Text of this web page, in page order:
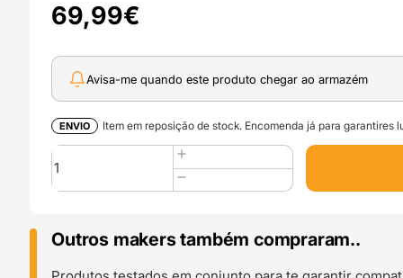
69,99€
Avisa-me quando este produto chegar ao armazém
ENVIO Item em reposição de stock. Encomenda já para garantires
Quantidade
de
Prusament
Model
Ultra
Outros makers também compraram..